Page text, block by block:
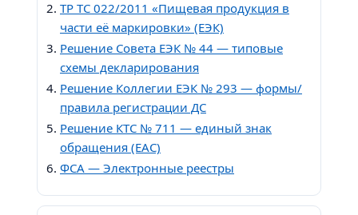
ТР ТС 022/2011 «Пищевая продукция в
части её маркировки» (ЕЭК)
Решение Совета ЕЭК № 44 — типовые
схемы декларирования
Решение Коллегии ЕЭК № 293 — формы/
правила регистрации ДС
Решение КТС № 711 — единый знак
обращения (EAC)
ФСА — Электронные реестры